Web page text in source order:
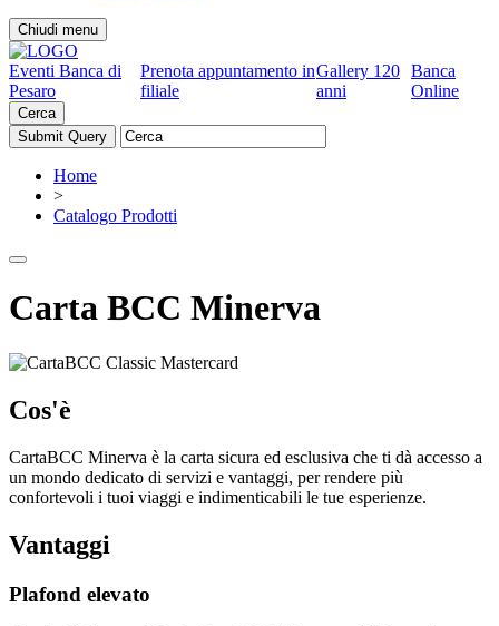
Chiudi menu
Eventi Banca di
Pesaro
Prenota appuntamento in
filiale
Gallery 120
anni
Banca
Online
Cerca
Home
>
Catalogo Prodotti
Carta BCC Minerva
Cos'è
CartaBCC Minerva è la carta sicura ed esclusiva che ti dà accesso a
un mondo dedicato di servizi e vantaggi, per rendere più
confortevoli i tuoi viaggi e indimenticabili le tue esperienze.
Vantaggi
Plafond elevato